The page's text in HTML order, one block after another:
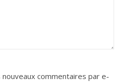
commentaires par e-